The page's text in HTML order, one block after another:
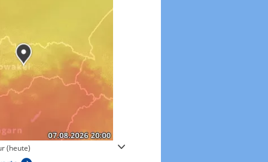
(heute) Windgeschwindigkeiten in 3h